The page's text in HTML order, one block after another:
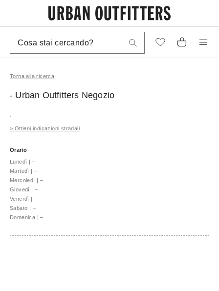
Torna alla ricerca
- Urban Outfitters Negozio
> Ottieni indicazioni stradali
Orario
Lunedì | –
Martedì | –
Mercoledì | –
Giovedì | –
Venerdì | –
Sabato | –
Domenica | –